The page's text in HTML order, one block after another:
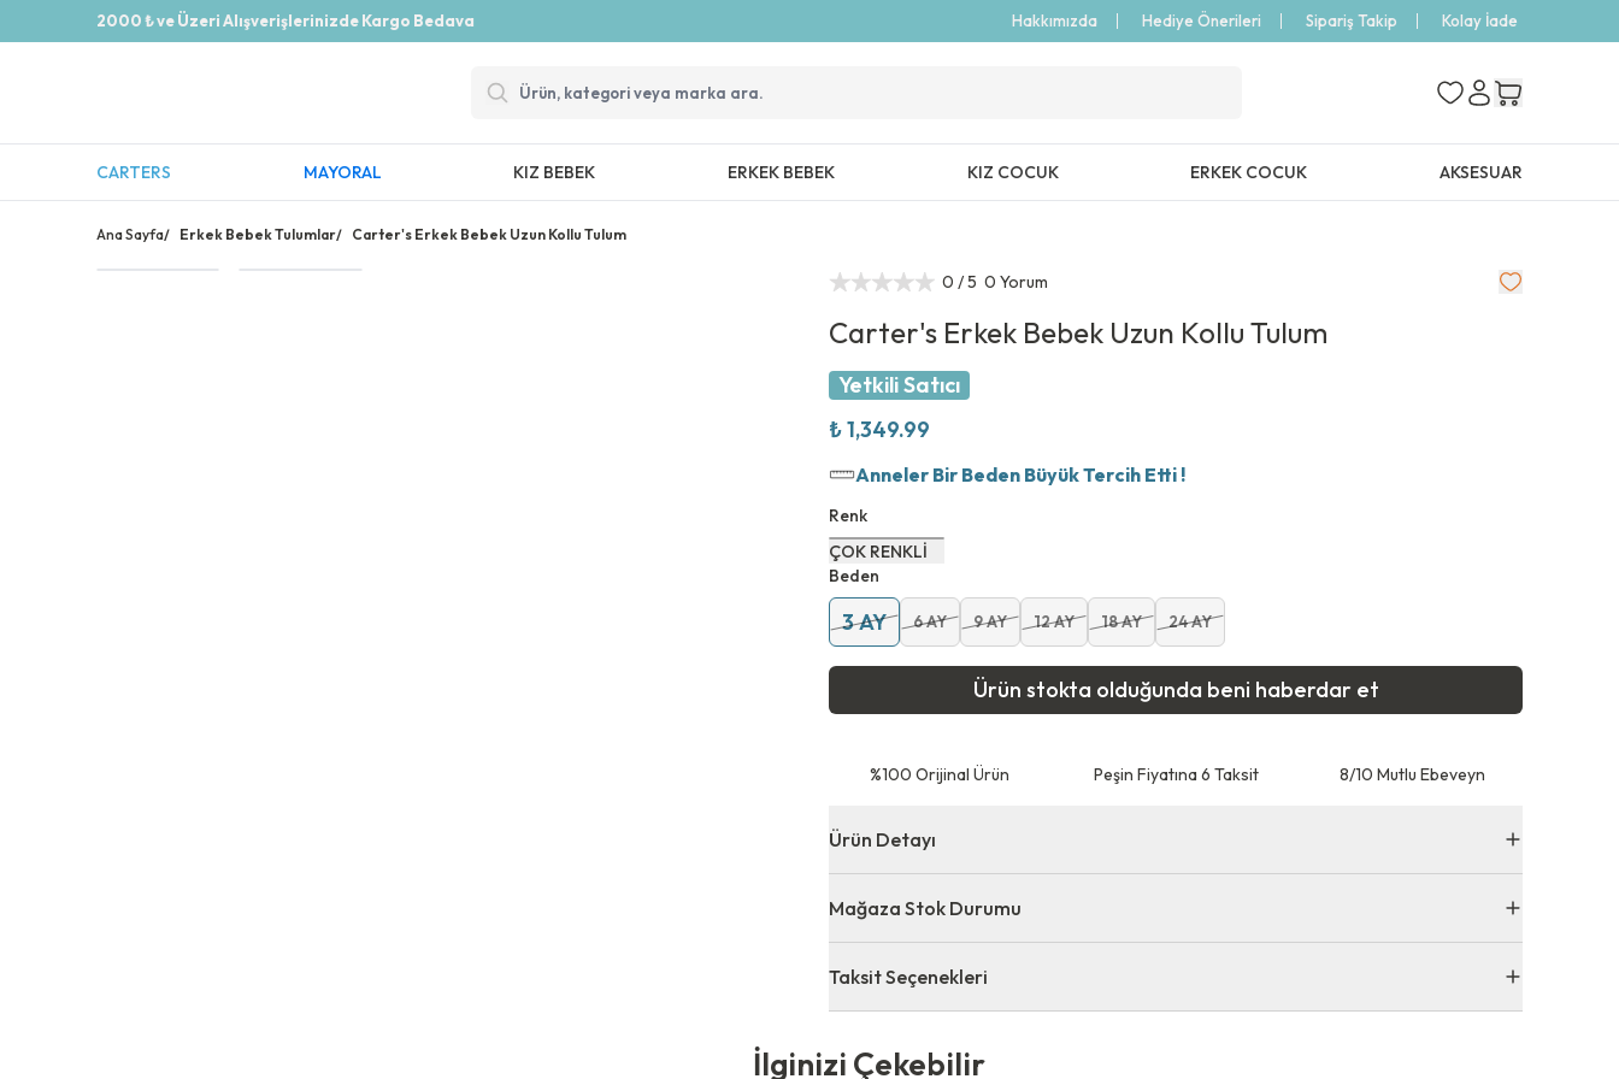
2000 ₺ ve Üzeri Alışverişlerinizde Kargo Bedava Hakkımızda Hediye Önerileri Sipariş Takip Kolay İade
CARTERS MAYORAL KIZ BEBEK ERKEK BEBEK KIZ COCUK ERKEK COCUK AKSESUAR
Ana Sayfa/ Erkek Bebek Tulumlar/ Carter's Erkek Bebek Uzun Kollu Tulum
0 / 5 0 Yorum
Carter's Erkek Bebek Uzun Kollu Tulum
Yetkili Satıcı
₺ 1,349.99
Anneler Bir Beden Büyük Tercih Etti !
Renk
ÇOK RENKLİ
Beden
3 AY 6 AY 9 AY 12 AY 18 AY 24 AY
Ürün stokta olduğunda beni haberdar et
⁠%100 Orijinal Ürün Peşin Fiyatına 6 Taksit 8/10 Mutlu Ebeveyn
Ürün Detayı
Mağaza Stok Durumu
Taksit Seçenekleri
İlginizi Çekebilir